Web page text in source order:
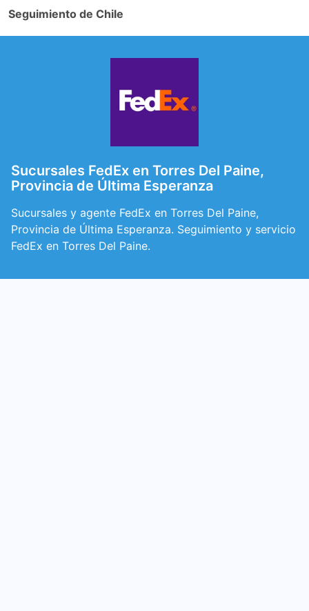
Seguimiento de Chile
Sucursales FedEx en Torres Del Paine,
Provincia de Última Esperanza
Sucursales y agente FedEx en Torres Del Paine,
Provincia de Última Esperanza. Seguimiento y servicio
FedEx en Torres Del Paine.